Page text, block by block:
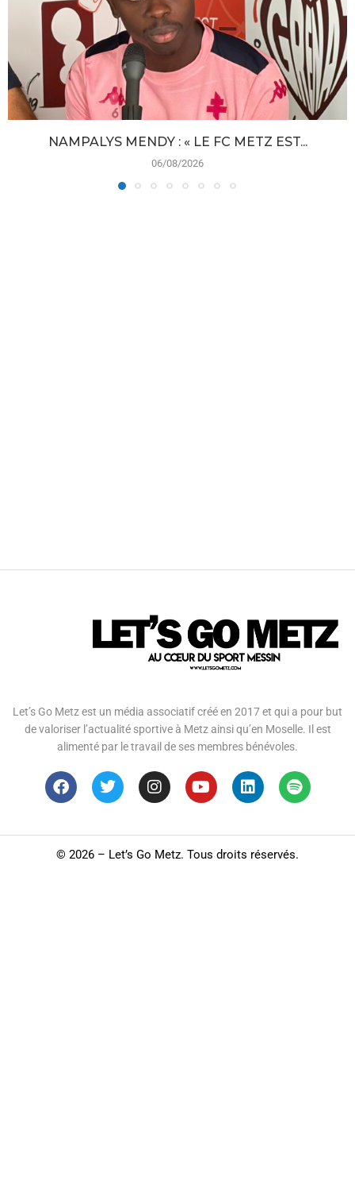
NAMPALYS MENDY : « LE FC METZ EST...
06/08/2026
Let’s Go Metz est un média associatif créé en 2017 et qui a pour but
de valoriser l’actualité sportive à Metz ainsi qu’en Moselle. Il est
alimenté par le travail de ses membres bénévoles.
© 2026 – Let’s Go Metz. Tous droits réservés.